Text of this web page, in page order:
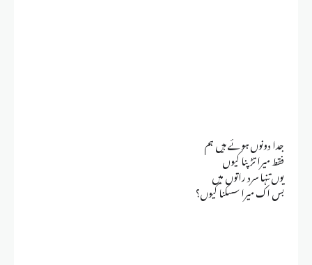
جدا دونوں ہوئے ہیں ہم
فقط میرا تڑپنا کیوں
یوں تنہا سرد راتوں میں
بس اک میرا سسکنا کیوں؟